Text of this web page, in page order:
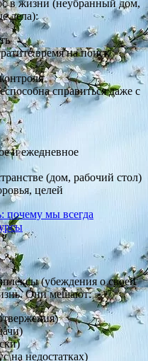
в жизни (неубранный дом,
дела):
время на поиск
справиться даже с
и ежедневное
(дом, рабочий стол)
целей
почему мы всегда
(убеждения о своей
Они мешают:
на недостатках)